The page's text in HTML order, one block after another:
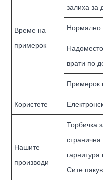
Време на
примерок
залиха за
Нормално
врати по
Примерок
Користете
Нашите
производи
Торбичка
странична
гарнитура
Сите